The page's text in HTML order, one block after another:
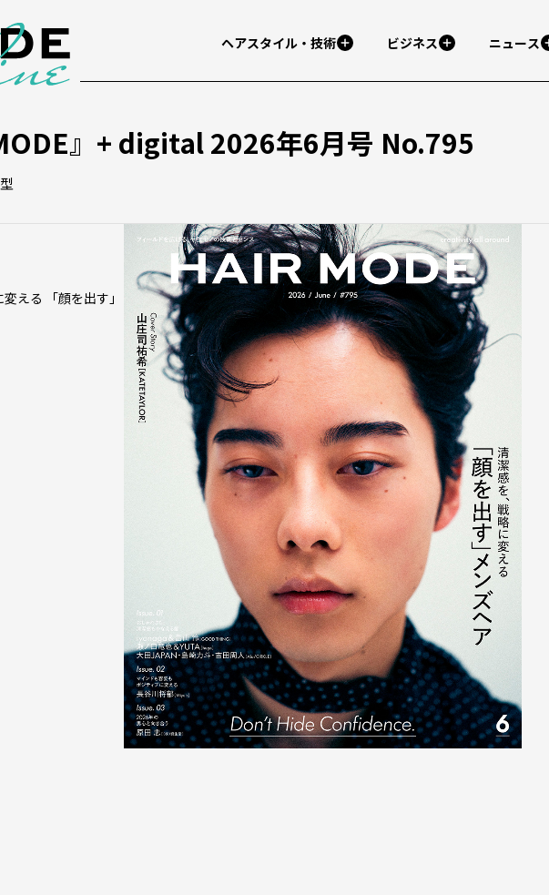
ヘアスタイル・技術 ビジネス ニュース
』+ digital 2026年6月号 No.795
える 「顔を出す」